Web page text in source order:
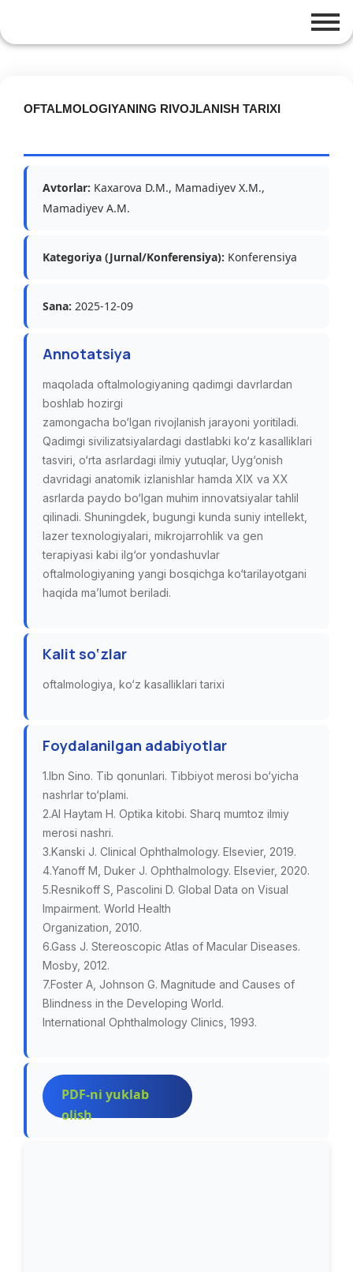
OFTALMOLOGIYANING RIVOJLANISH TARIXI
Avtorlar: Kaxarova D.M., Mamadiyev X.M.,
Mamadiyev A.M.
Kategoriya (Jurnal/Konferensiya): Konferensiya
Sana: 2025-12-09
Annotatsiya
maqolada oftalmologiyaning qadimgi davrlardan
boshlab hozirgi
zamongacha bo‘lgan rivojlanish jarayoni yoritiladi.
Qadimgi sivilizatsiyalardagi dastlabki ko‘z kasalliklari
tasviri, o‘rta asrlardagi ilmiy yutuqlar, Uyg‘onish
davridagi anatomik izlanishlar hamda XIX va XX
asrlarda paydo bo‘lgan muhim innovatsiyalar tahlil
qilinadi. Shuningdek, bugungi kunda suniy intellekt,
lazer texnologiyalari, mikrojarrohlik va gen
terapiyasi kabi ilg‘or yondashuvlar
oftalmologiyaning yangi bosqichga ko‘tarilayotgani
haqida ma’lumot beriladi.
Kalit so‘zlar
oftalmologiya, ko‘z kasalliklari tarixi
Foydalanilgan adabiyotlar
1.Ibn Sino. Tib qonunlari. Tibbiyot merosi bo‘yicha
nashrlar to‘plami.
2.Al Haytam H. Optika kitobi. Sharq mumtoz ilmiy
merosi nashri.
3.Kanski J. Clinical Ophthalmology. Elsevier, 2019.
4.Yanoff M, Duker J. Ophthalmology. Elsevier, 2020.
5.Resnikoff S, Pascolini D. Global Data on Visual
Impairment. World Health
Organization, 2010.
6.Gass J. Stereoscopic Atlas of Macular Diseases.
Mosby, 2012.
7.Foster A, Johnson G. Magnitude and Causes of
Blindness in the Developing World.
International Ophthalmology Clinics, 1993.
PDF-ni yuklab
olish